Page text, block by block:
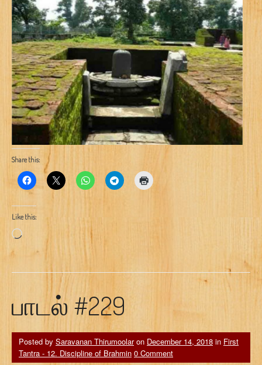
Share this:
Like this:
Loading…
பாடல் #229
Posted by Saravanan Thirumoolaron December 14, 2018 in First
Tantra - 12. Discipline of Brahmin 0 Comment